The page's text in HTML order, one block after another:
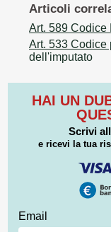
Articoli
Art. 589 Codice
Art. 533 Codice
dell'imputato
HAI UN
Scrivi
e ricevi la tua
Email